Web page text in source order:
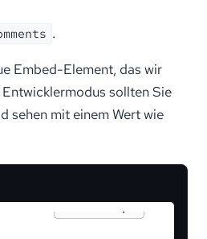
.
Embed-Element, das wir
sollten Sie
sehen mit einem Wert wie